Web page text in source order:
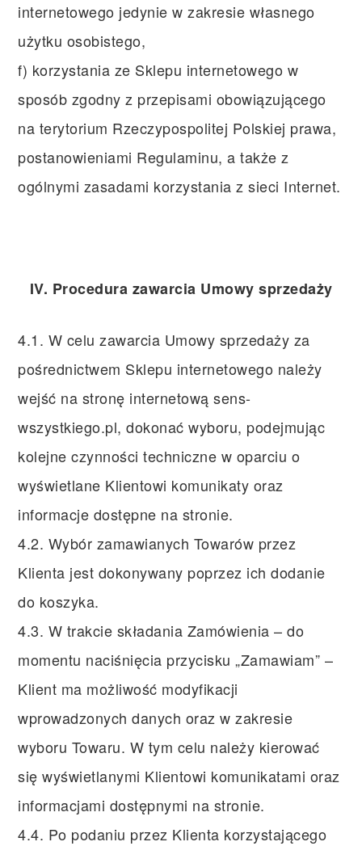
internetowego jedynie w zakresie własnego
użytku osobistego,
f) korzystania ze Sklepu internetowego w
sposób zgodny z przepisami obowiązującego
na terytorium Rzeczypospolitej Polskiej prawa,
postanowieniami Regulaminu, a także z
ogólnymi zasadami korzystania z sieci Internet.
IV. Procedura zawarcia Umowy sprzedaży
4.1. W celu zawarcia Umowy sprzedaży za
pośrednictwem Sklepu internetowego należy
wejść na stronę internetową sens-
wszystkiego.pl, dokonać wyboru, podejmując
kolejne czynności techniczne w oparciu o
wyświetlane Klientowi komunikaty oraz
informacje dostępne na stronie.
4.2. Wybór zamawianych Towarów przez
Klienta jest dokonywany poprzez ich dodanie
do koszyka.
4.3. W trakcie składania Zamówienia – do
momentu naciśnięcia przycisku „Zamawiam” –
Klient ma możliwość modyfikacji
wprowadzonych danych oraz w zakresie
wyboru Towaru. W tym celu należy kierować
się wyświetlanymi Klientowi komunikatami oraz
informacjami dostępnymi na stronie.
4.4. Po podaniu przez Klienta korzystającego